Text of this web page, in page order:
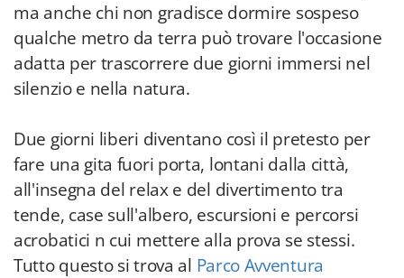
ma anche chi non gradisce dormire sospeso
qualche metro da terra può trovare l'occasione
adatta per trascorrere due giorni immersi nel
silenzio e nella natura.
Due giorni liberi diventano così il pretesto per
fare una gita fuori porta, lontani dalla città,
all'insegna del relax e del divertimento tra
tende, case sull'albero, escursioni e percorsi
acrobatici n cui mettere alla prova se stessi.
Tutto questo si trova al Parco Avventura